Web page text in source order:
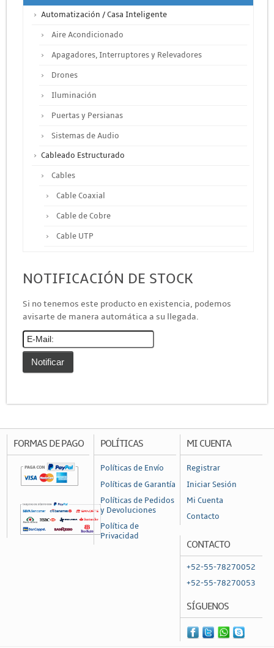
Automatización / Casa Inteligente
Aire Acondicionado
Apagadores, Interruptores y Relevadores
Drones
Iluminación
Puertas y Persianas
Sistemas de Audio
Cableado Estructurado
Cables
Cable Coaxial
Cable de Cobre
Cable UTP
Canalización y Soporte
Cajas de Distribución
Conectores Coaxiales
Conectores de RF
Conectores RJ45 / RJ11
Otros Conectores y Accesorios
Convertidores y Adaptadores
NOTIFICACIÓN DE STOCK
Si no tenemos este producto en existencia, podemos
avisarte de manera automática a su llegada.
FORMAS DE PAGO POLÍTICAS
Políticas de Envío
Políticas de Garantía
Políticas de Pedidos
y Devoluciones
Política de
Privacidad
MI CUENTA
Registrar
Iniciar Sesión
Mi Cuenta
Contacto
CONTACTO
+52-55-78270052
+52-55-78270053
SÍGUENOS